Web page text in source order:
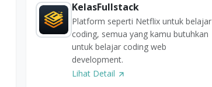
KelasFullstack
Platform seperti Netflix untuk belajar
coding, semua yang kamu butuhkan
untuk belajar coding web
development.
Lihat Detail